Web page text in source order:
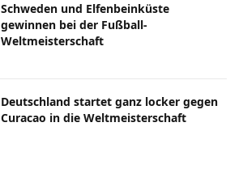
Schweden und Elfenbeinküste
gewinnen bei der Fußball-
Weltmeisterschaft
Deutschland startet ganz locker gegen
Curacao in die Weltmeisterschaft